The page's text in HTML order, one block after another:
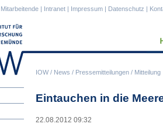
IOW/ News / Pressemitteilungen / Mitteilung
Mitarbeitende | Intranet | Impressum | Datenschutz |
Eintauchen in die
22.08.2012 09:32